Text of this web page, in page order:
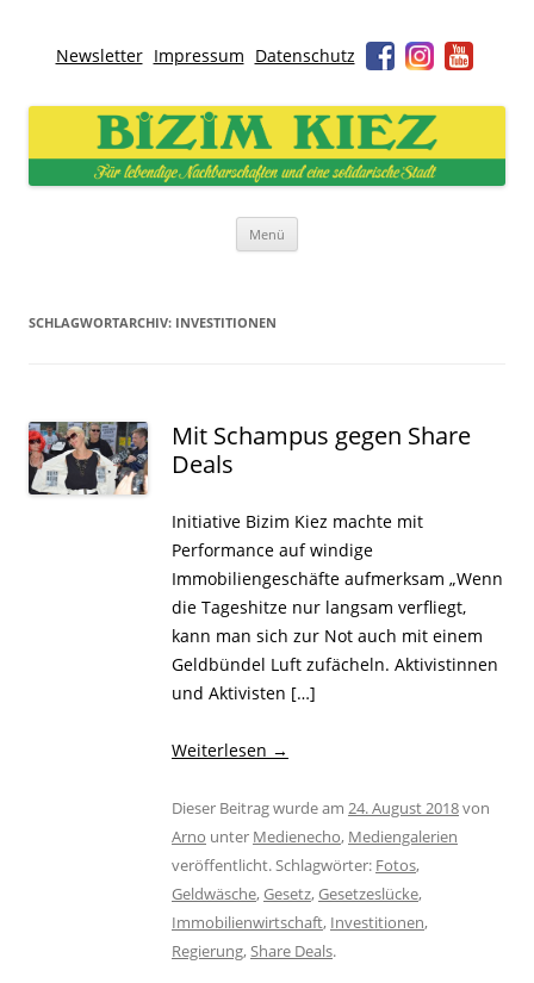
Newsletter Impressum Datenschutz
Bizim Kiez – Unser Kiez
Für lebendige Nachbarschaften und eine solidarische Stadt
Menü
SCHLAGWORTARCHIV: INVESTITIONEN
Mit Schampus gegen Share
Deals
Initiative Bizim Kiez machte mit
Performance auf windige
Immobiliengeschäfte aufmerksam „Wenn
die Tageshitze nur langsam verfliegt,
kann man sich zur Not auch mit einem
Geldbündel Luft zufächeln. Aktivistinnen
und Aktivisten […]
Weiterlesen →
Dieser Beitrag wurde am 24. August 2018von
Arno unter Medienecho, Mediengalerien
veröffentlicht. Schlagwörter: Fotos,
Geldwäsche,Gesetz,Gesetzeslücke,
Immobilienwirtschaft, Investitionen,
Regierung,Share Deals.